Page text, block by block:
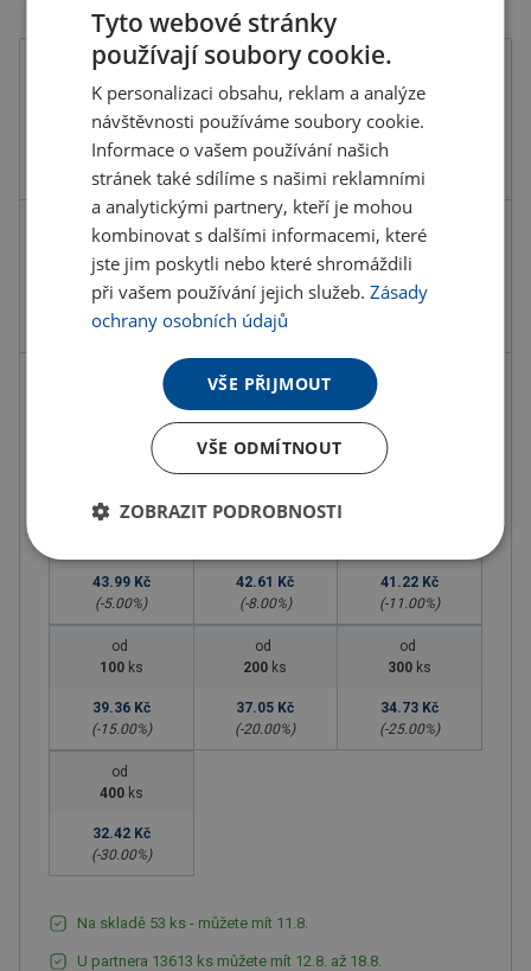
Kód produktu F6601500PD2
Rozměry
ks
Množstevní slevy
od
43.99 Kč
(-5.00%)
od
42.61 Kč
(-8.00%)
41.22 Kč
(-11.00%)
od
100 ks
39.36 Kč
(-15.00%)
od
200 ks
37.05 Kč
(-20.00%)
od
300 ks
34.73 Kč
(-25.00%)
od
400 ks
32.42 Kč
(-30.00%)
Na skladě 53 ks - můžete mít 11.8.
U partnera 13613 ks můžete mít 12.8. až 18.8.
Tyto webové stránky
používají soubory cookie.
K personalizaci obsahu, reklam a analýze
návštěvnosti používáme soubory cookie.
Informace o vašem používání našich
stránek také sdílíme s našimi reklamními
a analytickými partnery, kteří je mohou
kombinovat s dalšími informacemi, které
jste jim poskytli nebo které shromáždili
při vašem používání jejich služeb.Zásady
ochrany osobních údajů
VŠE PŘIJMOUT
VŠE ODMÍTNOUT
ZOBRAZIT PODROBNOSTI